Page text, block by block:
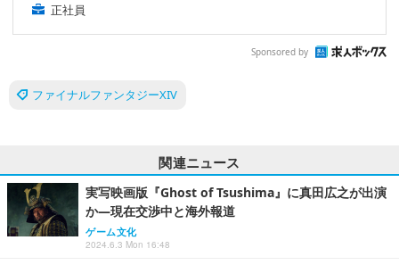
正社員
Sponsored by
ファイナルファンタジーXIV
関連ニュース
実写映画版『Ghost of Tsushima』に真田広之が出演
か―現在交渉中と海外報道
ゲーム文化
2024.6.3 Mon 16:48